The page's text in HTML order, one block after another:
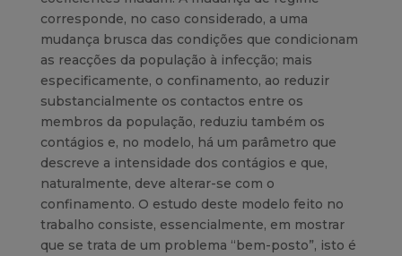
corresponde, no caso considerado, a uma
mudança brusca das condições que condicionam
as reacções da população à infecção; mais
especificamente, o confinamento, ao reduzir
substancialmente os contactos entre os
membros da população, reduziu também os
contágios e, no modelo, há um parâmetro que
descreve a intensidade dos contágios e que,
naturalmente, deve alterar-se com o
confinamento. O estudo deste modelo feito no
trabalho consiste, essencialmente, em mostrar
que se trata de um problema “bem-posto”, isto é